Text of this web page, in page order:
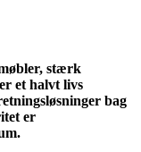
stærk
et halvt livs
bag
er